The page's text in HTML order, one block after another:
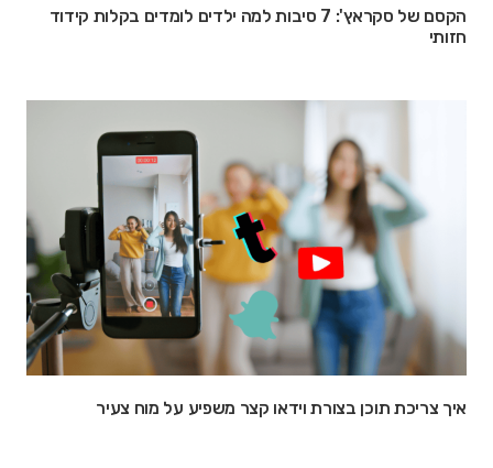
הקסם של סקראץ': 7 סיבות למה ילדים לומדים בקלות קידוד
חזותי
איך צריכת תוכן בצורת וידאו קצר משפיע על מוח צעיר